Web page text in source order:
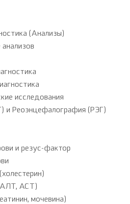
(Анализы)
исследования
и Реоэнцефалография (РЭГ)
и резус-фактор
АСТ)
мочевина)